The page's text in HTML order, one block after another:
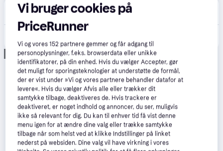
OutMore
39 kr. fragt
Annonce
Vi bruger cookies på
PriceRunner
Vi og vores152 partnere gemmer og får adgang til
personoplysninger, f.eks. browserdata eller unikke
identifikatorer, på din enhed. Hvis du vælger Accepter, gør
det muligt for sporingsteknologier at understøtte de formål,
der er vist under »Vi og vores partnere behandler datafor at
levere«. Hvis du vælger Afvis alle eller trækker dit
samtykke tilbage, deaktiveres de. Hvis trackere er
deaktiveret, er noget indhold og annoncer, du ser, muligvis
ikke så relevant for dig. Du kan til enhver tid få vist denne
menu igen for at ændre dine valg eller trække samtykke
tilbage når som helst ved at klikke Indstillinger på linket
nederst på websiden. Dine valg vil have virkning i vores